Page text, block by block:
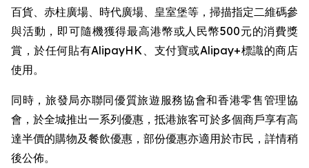
百貨、赤柱廣場、時代廣場、皇室堡等，掃描指定二維碼參
與活動，即可隨機獲得最高港幣或人民幣500元的消費獎
賞，於任何貼有AlipayHK、支付寶或Alipay+標識的商店
使用。
同時，旅發局亦聯同優質旅遊服務協會和香港零售管理協
會，於全城推出一系列優惠，抵港旅客可於多個商戶享有高
達半價的購物及餐飲優惠，部份優惠亦適用於市民，詳情稍
後公佈。